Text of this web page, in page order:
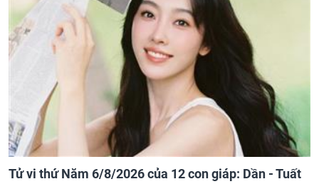
Tử vi thứ Năm 6/8/2026 của 12 con giáp: Dần - Tuất